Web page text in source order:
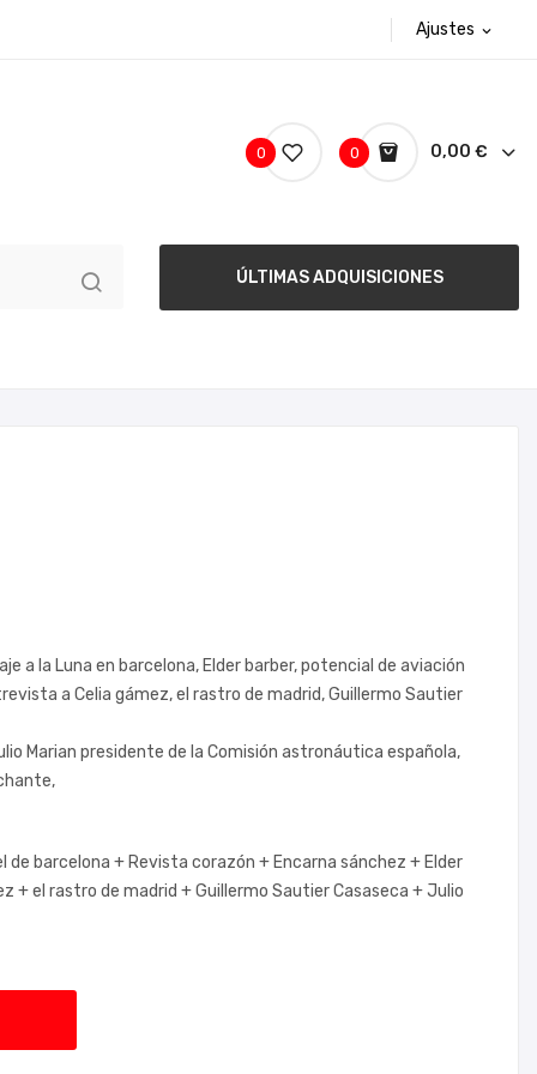
Ajustes expand_more
0 0,00 €
0
ÚLTIMAS ADQUISICIONES
a la Luna en barcelona, Elder barber, potencial de aviación
a Celia gámez, el rastro de madrid, Guillermo Sautier
Marian presidente de la Comisión astronáutica española,
de barcelona + Revista corazón + Encarna sánchez + Elder
+el rastro de madrid +Guillermo Sautier Casaseca +Julio